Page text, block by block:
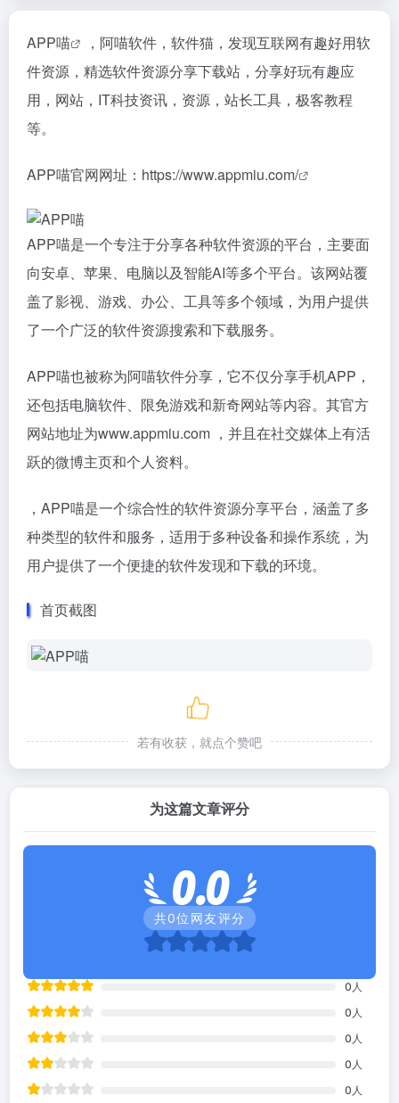
APP喵
，阿喵软件，软件猫，发现互联网有趣好用软
件资源，精选软件资源分享下载站，分享好玩有趣应
用，网站，IT科技资讯，资源，站长工具，极客教程
等。
APP喵官网网址： https://www.appmiu.com/
APP喵是一个专注于分享各种软件资源的平台，主要面
向安卓、苹果、电脑以及智能AI等多个平台。该网站覆
盖了影视、游戏、办公、工具等多个领域，为用户提供
了一个广泛的软件资源搜索和下载服务。
APP喵也被称为阿喵软件分享，它不仅分享手机APP，
还包括电脑软件、限免游戏和新奇网站等内容。其官方
网站地址为www.appmiu.com ，并且在社交媒体上有活
跃的微博主页和个人资料。
，APP喵是一个综合性的软件资源分享平台，涵盖了多
种类型的软件和服务，适用于多种设备和操作系统，为
用户提供了一个便捷的软件发现和下载的环境。
首页截图
若有收获，就点个赞吧
为这篇文章评分
0.0
共0位网友评分
0 人
0 人
0 人
0 人
0 人